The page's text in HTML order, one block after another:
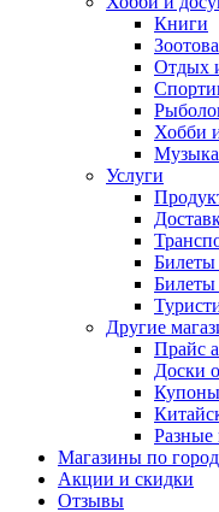
Книги
Отдых
Хобби
Услуги
Билеты
Билеты
Другие
Прайс
Доски
Разные
Магазины по
Акции и скидки
Отзывы